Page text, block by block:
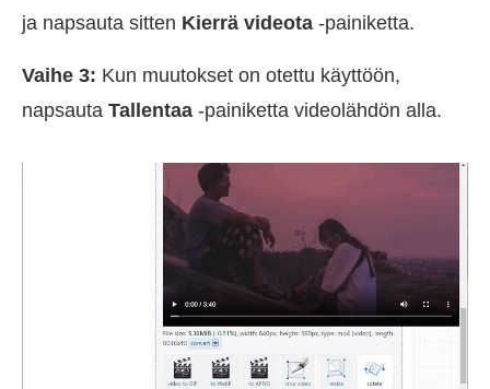
ja napsauta sitten Kierrä videota -painiketta.
Vaihe 3: Kun muutokset on otettu käyttöön,
napsauta Tallentaa -painiketta videolähdön alla.